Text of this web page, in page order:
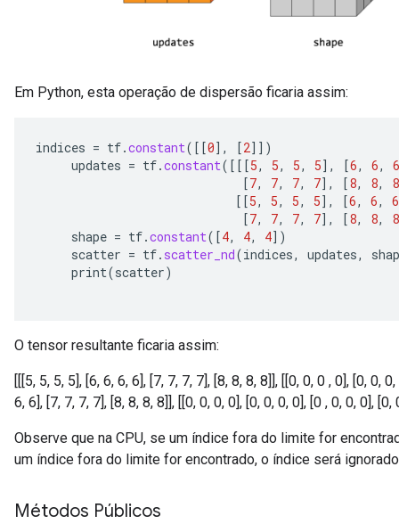
Em Python, esta operação de dispersão ficaria assim:
indices = tf.constant( [[0] , [2]] )
updates = tf.constant( [[[5, 5, 5, 5] , [6, 6,
6
[7, 7, 7, 7] , [8, 8,
8
[[5, 5, 5, 5] , [6, 6,
6
[7, 7, 7, 7] , [8, 8,
8
shape = tf.constant( [4, 4, 4] )
scatter = tf. scatter_nd(indices, updates,
print(scatter)
O tensor resultante ficaria assim:
[[[5, 5, 5, 5], [6, 6, 6, 6], [7, 7, 7, 7], [8, 8, 8, 8]], [[0, 0, 0 , 0], [0, 0,
6, 6], [7, 7, 7, 7], [8, 8, 8, 8]], [[0, 0, 0, 0], [0, 0, 0, 0], [0 , 0, 0, 0], [0,
Observe que na CPU, se um índice fora do limite for
um índice fora do limite for encontrado, o índice será
Métodos Públicos